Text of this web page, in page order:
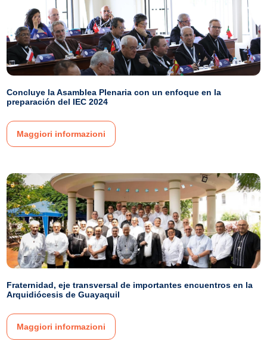
Concluye la Asamblea Plenaria con un enfoque en la
preparación del IEC 2024
Maggiori informazioni
Fraternidad, eje transversal de importantes encuentros en la
Arquidiócesis de Guayaquil
Maggiori informazioni